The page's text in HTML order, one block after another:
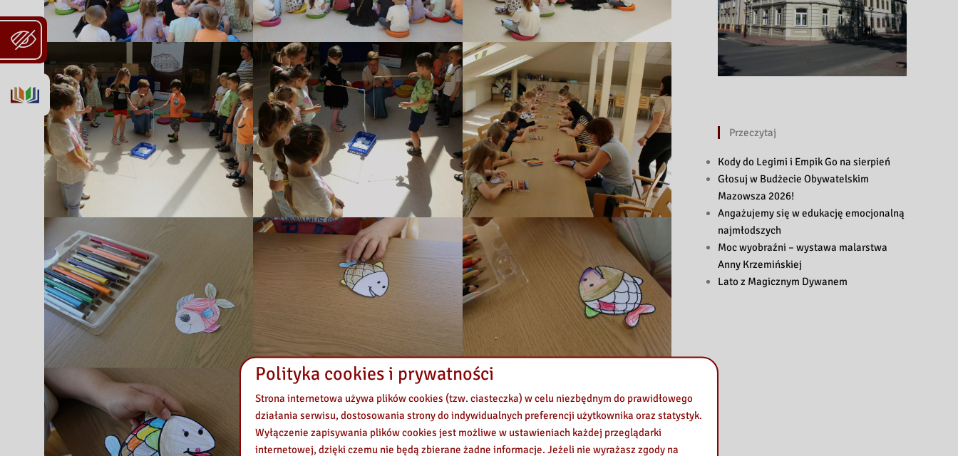
Przeczytaj
Kody do Legimi i Empik Go na sierpień
Głosuj w Budżecie Obywatelskim
Mazowsza 2026!
Angażujemy się w edukację emocjonalną
najmłodszych
Moc wyobraźni – wystawa malarstwa
Anny Krzemińskiej
Lato z Magicznym Dywanem
Polityka cookies i prywatności
Strona internetowa używa plików cookies (tzw. ciasteczka) w celu niezbędnym do prawidłowego
działania serwisu, dostosowania strony do indywidualnych preferencji użytkownika oraz statystyk.
Wyłączenie zapisywania plików cookies jest możliwe w ustawieniach każdej przeglądarki
internetowej, dzięki czemu nie będą zbierane żadne informacje. Jeżeli nie wyrażasz zgody na